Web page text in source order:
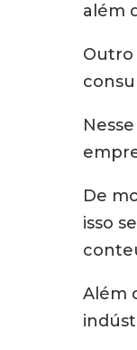
além
Outro
De
isso
Além